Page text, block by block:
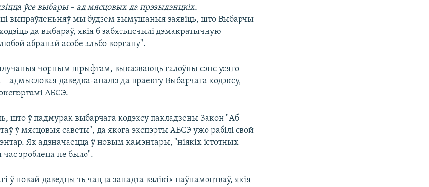
ўсе выбары – ад мясцовых да прэзыдэнцкіх.
выпраўленьняў мы будзем вымушаныя заявіць, што Выбарчы
да выбараў, якія б забясьпечылі дэмакратычную
абранай асобе альбо воргану".
чорным шрыфтам, выказваюць галоўны сэнс усяго
– адмысловая даведка-аналіз да праекту Выбарчага кодэксу,
АБСЭ.
што ў падмурак выбарчага кодэксу пакладзены Закон "Аб
ў мясцовыя саветы", да якога экспэрты АБСЭ ужо рабілі свой
Як адзначаецца ў новым камэнтары, "ніякіх істотных
час зроблена не было".
ў новай даведцы тычацца занадта вялікіх паўнамоцтваў, якія